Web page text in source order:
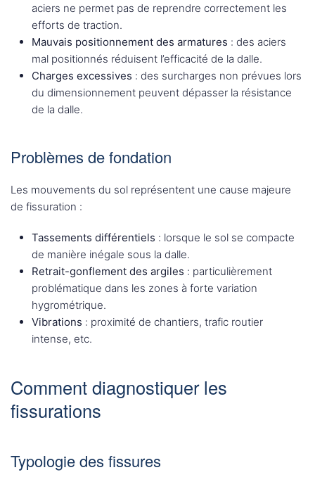
aciers ne permet pas de reprendre correctement les
efforts de traction.
Mauvais positionnement des armatures : des aciers
mal positionnés réduisent l’efficacité de la dalle.
Charges excessives : des surcharges non prévues lors
du dimensionnement peuvent dépasser la résistance
de la dalle.
Problèmes de fondation
Les mouvements du sol représentent une cause majeure
de fissuration :
Tassements différentiels : lorsque le sol se compacte
de manière inégale sous la dalle.
Retrait-gonflement des argiles : particulièrement
problématique dans les zones à forte variation
hygrométrique.
Vibrations : proximité de chantiers, trafic routier
intense, etc.
Comment diagnostiquer les
fissurations
Typologie des fissures